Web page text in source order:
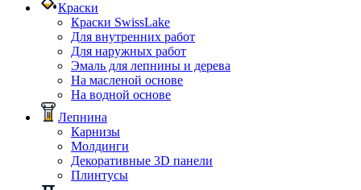
Краски
Краски SwissLake
Для внутренних работ
Для наружных работ
Эмаль для лепнины и дерева
На масленой основе
На водной основе
Лепнина
Карнизы
Молдинги
Декоративные 3D панели
Плинтусы